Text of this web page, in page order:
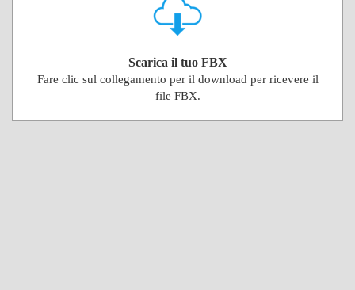
Scarica il tuo FBX
Fare clic sul collegamento per il download per ricevere il
file FBX.